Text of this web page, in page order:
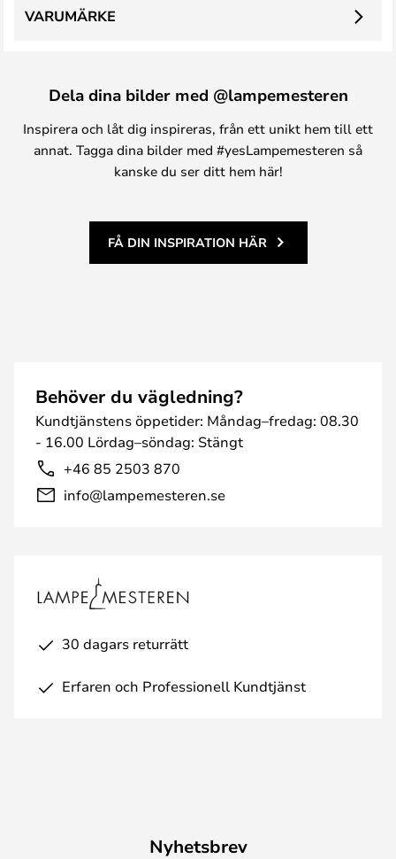
VARUMÄRKE
Dela dina bilder med @lampemesteren
Inspirera och låt dig inspireras, från ett unikt hem till ett
annat. Tagga dina bilder med #yesLampemesteren så
kanske du ser ditt hem här!
FÅ DIN INSPIRATION HÄR
Behöver du vägledning?
Kundtjänstens öppetider: Måndag–fredag: 08.30
- 16.00 Lördag–söndag: Stängt
+46 85 2503 870
info@lampemesteren.se
30 dagars returrätt
Erfaren och Professionell Kundtjänst
Nyhetsbrev